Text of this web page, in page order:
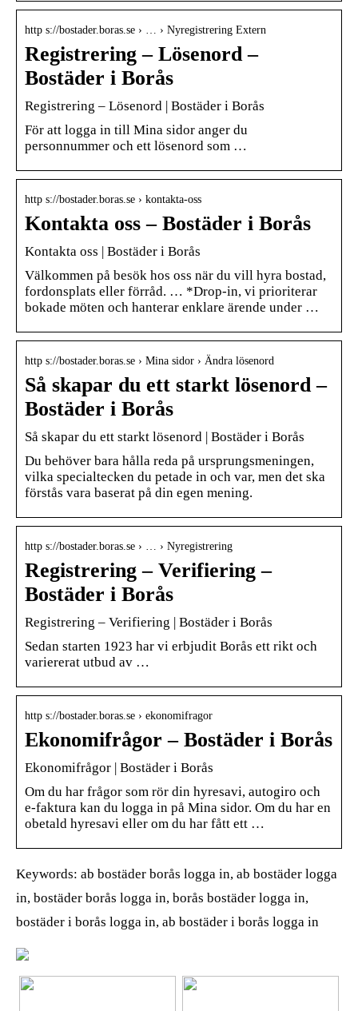
http s://bostader.boras.se › … › Nyregistrering Extern
Registrering – Lösenord –
Bostäder i Borås
Registrering – Lösenord | Bostäder i Borås
För att logga in till Mina sidor anger du
personnummer och ett lösenord som …
http s://bostader.boras.se › kontakta-oss
Kontakta oss – Bostäder i Borås
Kontakta oss | Bostäder i Borås
Välkommen på besök hos oss när du vill hyra bostad,
fordonsplats eller förråd. … *Drop-in, vi prioriterar
bokade möten och hanterar enklare ärende under …
http s://bostader.boras.se › Mina sidor › Ändra lösenord
Så skapar du ett starkt lösenord –
Bostäder i Borås
Så skapar du ett starkt lösenord | Bostäder i Borås
Du behöver bara hålla reda på ursprungsmeningen,
vilka specialtecken du petade in och var, men det ska
förstås vara baserat på din egen mening.
http s://bostader.boras.se › … › Nyregistrering
Registrering – Verifiering –
Bostäder i Borås
Registrering – Verifiering | Bostäder i Borås
Sedan starten 1923 har vi erbjudit Borås ett rikt och
variererat utbud av …
http s://bostader.boras.se › ekonomifragor
Ekonomifrågor – Bostäder i Borås
Ekonomifrågor | Bostäder i Borås
Om du har frågor som rör din hyresavi, autogiro och
e-faktura kan du logga in på Mina sidor. Om du har en
obetald hyresavi eller om du har fått ett …
Keywords: ab bostäder borås logga in, ab bostäder logga
in, bostäder borås logga in, borås bostäder logga in,
bostäder i borås logga in, ab bostäder i borås logga in